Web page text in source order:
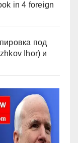
in 4 foreign
под
Ihor) и